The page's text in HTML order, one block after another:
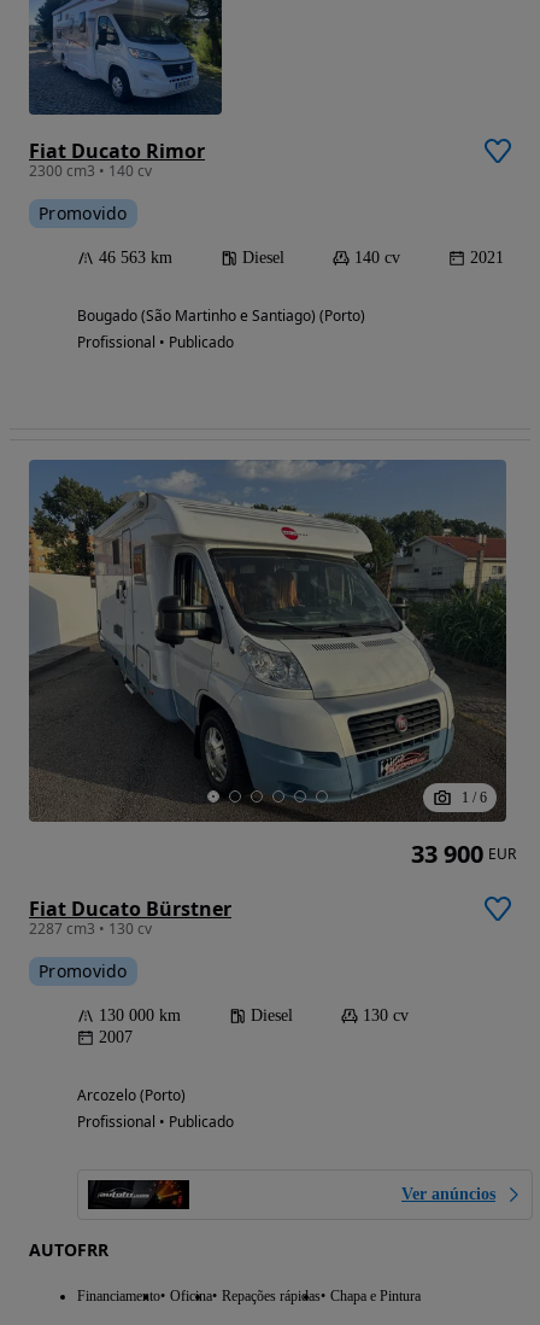
Fiat Ducato Rimor
2300 cm3 • 140 cv
Promovido
46 563 km Diesel 140 cv 2021
Bougado (São Martinho e Santiago) (Porto)
Profissional • Publicado
1 / 6
Fiat Ducato Bürstner
2287 cm3 • 130 cv
Promovido
130 000 km Diesel
130 cv
2007
Arcozelo (Porto)
Profissional • Publicado
Ver anúncios
AUTOFRR
Financiamento Oficina Repações rápidas Chapa e Pintura
33 900 EUR